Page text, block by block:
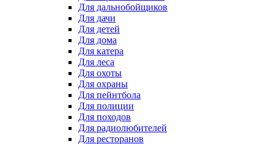
Для дальнобойщиков
Для дачи
Для детей
Для дома
Для катера
Для леса
Для охоты
Для охраны
Для пейнтбола
Для полиции
Для походов
Для радиолюбителей
Для ресторанов